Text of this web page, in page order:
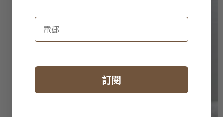
訂閱